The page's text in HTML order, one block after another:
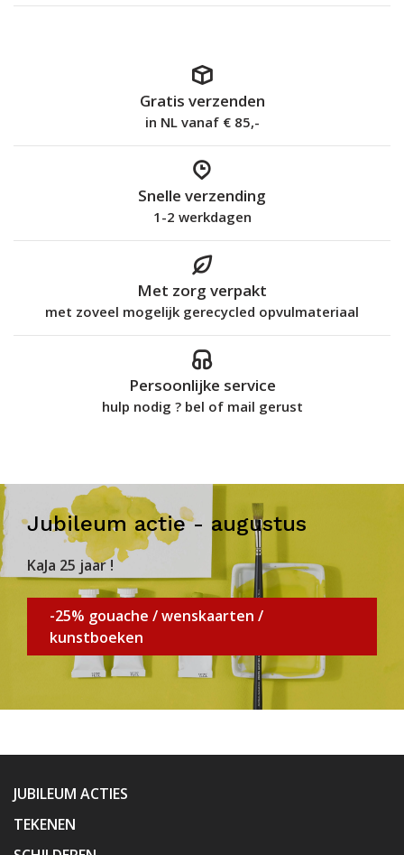
Gratis verzenden
in NL vanaf € 85,-
Snelle verzending
1-2 werkdagen
Met zorg verpakt
met zoveel mogelijk gerecycled opvulmateriaal
Persoonlijke service
hulp nodig ? bel of mail gerust
Jubileum actie - augustus
KaJa 25 jaar !
-25% gouache / wenskaarten /
kunstboeken
JUBILEUM ACTIES
TEKENEN